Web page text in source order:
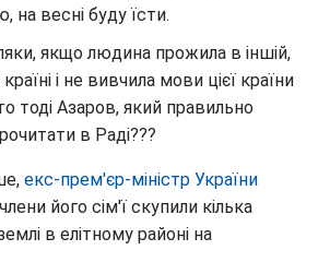
на весні буду їсти.
якщо людина прожила в іншій,
і не вивчила мови цієї країни
тоді Азаров, який правильно
в Раді???
екс-прем'єр-міністр України
його сім'ї скупили кілька
в елітному районі на